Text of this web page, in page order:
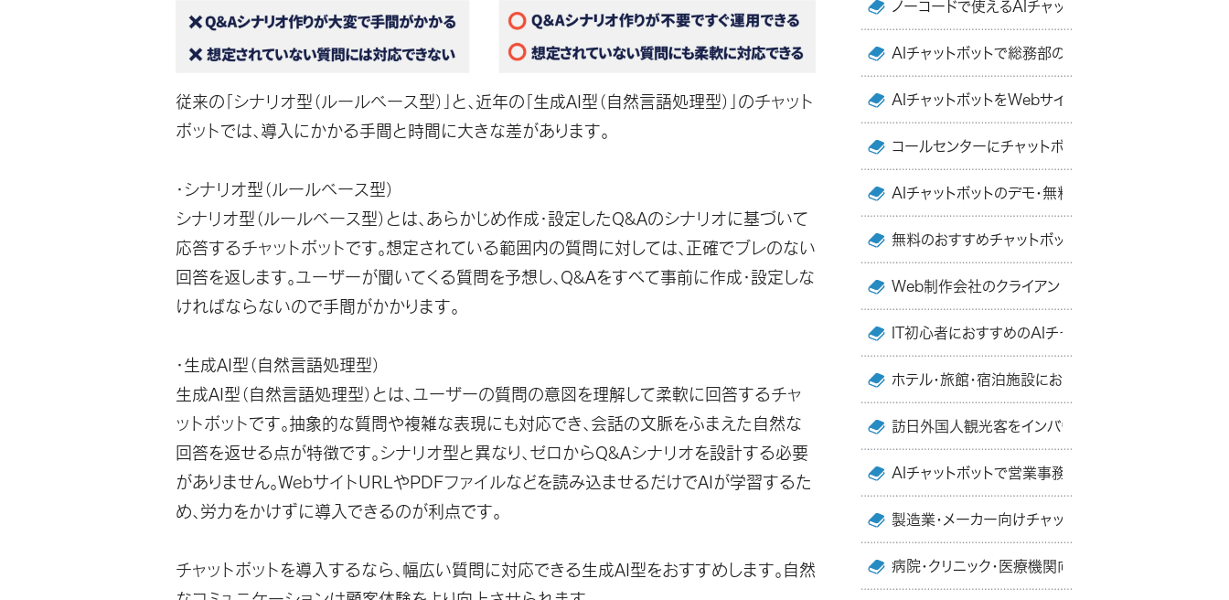
従来の「 シナリオ型（ルールベース型） 」と、近年の「 生成AI型（自然言語処理型）
」のチャット
ボットでは、導入にかかる手間と時間に大きな差があります。
・シナリオ型（ルールベース型）
シナリオ型（ルールベース型）とは、あらかじめ作成・設定したQ&Aのシナリオに基づいて
応答するチャットボットです。想定されている範囲内の質問に対しては、正確でブレのない
回答を返します。ユーザーが聞いてくる質問を予想し、Q&Aをすべて事前に作成・設定しな
ければならないので手間がかかります。
・生成AI型（自然言語処理型）
生成AI型（自然言語処理型）とは、ユーザーの質問の意図を理解して柔軟に回答するチャ
ットボットです。抽象的な質問や複雑な表現にも対応でき、会話の文脈をふまえた自然な
回答を返せる点が特徴です。シナリオ型と異なり、ゼロからQ&Aシナリオを設計する必要
がありません。WebサイトURLやPDFファイルなどを読み込ませるだけでAIが学習するた
め、労力をかけずに導入できるのが利点です。
チャットボットを導入するなら、幅広い質問に対応できる生成AI型をおすすめします。自然
ノーコードで使えるAIチャットボットのおすすめ7選・
AIチャットボットで総務部の業務を効率化する方法と
AIチャットボットをWebサイトに埋め込む方法
コールセンターにチャットボットを導入するメリットと
AIチャットボットのデモ・無料体験（トライアル）・無料
無料のおすすめチャットボット9選！ 比較・選び方を
Web制作会社のクライアント向けのおすすめAIチャッ
IT初心者におすすめのAIチャットボット10選！ 比較
ホテル・旅館・宿泊施設におすすめのAIチャットボット
訪日外国人観光客をインバウンド誘致する方法とメリ
AIチャットボットで営業事務の業務を効率化する方
製造業・メーカー向けチャットボット比較7選！ 選び方
病院・クリニック・医療機関向けおすすめチャットボッ